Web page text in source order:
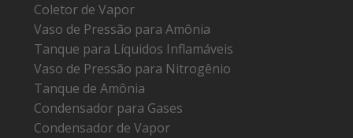
Coletor de Vapor
Vaso de Pressão para Amônia
Tanque para Líquidos Inflamáveis
Vaso de Pressão para Nitrogênio
Tanque de Amônia
Condensador para Gases
Condensador de Vapor